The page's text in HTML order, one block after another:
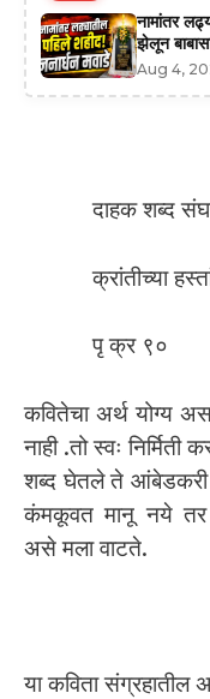
नामांतर
झेलून
Aug 4,
दाहक शब्द
क्रांतीच्या
पृ क्र ९०
कवितेचा अर्थ योग्य
नाही .तो स्वः
शब्द घेतले ते आंबेडकरी
कंमकूवत मानू नये तर
असे मला वाटते.
या कविता संग्रहातील